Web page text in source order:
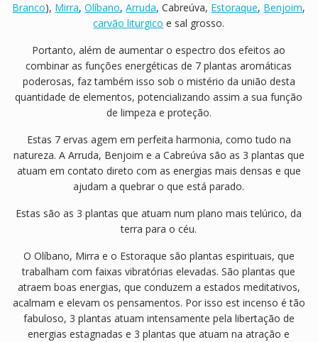
Branco), Mirra,Olíbano,Arruda, Cabreúva, Estoraque, Benjoim,
carvão liturgico e sal grosso.
Portanto, além de aumentar o espectro dos efeitos ao
combinar as funções energéticas de 7 plantas aromáticas
poderosas, faz também isso sob o mistério da união desta
quantidade de elementos, potencializando assim a sua função
de limpeza e proteção.
Estas 7 ervas agem em perfeita harmonia, como tudo na
natureza. A Arruda, Benjoim e a Cabreúva são as 3 plantas que
atuam em contato direto com as energias mais densas e que
ajudam a quebrar o que está parado.
Estas são as 3 plantas que atuam num plano mais telúrico, da
terra para o céu.
O Olíbano, Mirra e o Estoraque são plantas espirituais, que
trabalham com faixas vibratórias elevadas. São plantas que
atraem boas energias, que conduzem a estados meditativos,
acalmam e elevam os pensamentos. Por isso est incenso é tão
fabuloso, 3 plantas atuam intensamente pela libertação de
energias estagnadas e 3 plantas que atuam na atração e